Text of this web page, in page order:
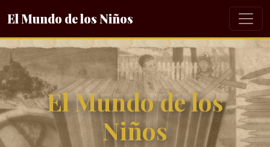
El Mundo de los Niños
El Mundo de los
Niños